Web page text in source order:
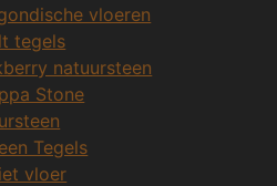
vloeren
tegels
natuursteen
Stone
Tegels
vloer